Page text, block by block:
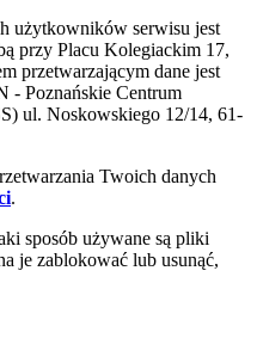
użytkowników serwisu jest
przy Placu Kolegiackim 17,
przetwarzającym dane jest
- Poznańskie Centrum
ul. Noskowskiego 12/14, 61-
Twoich danych
.
sposób używane są pliki
je zablokować lub usunąć,